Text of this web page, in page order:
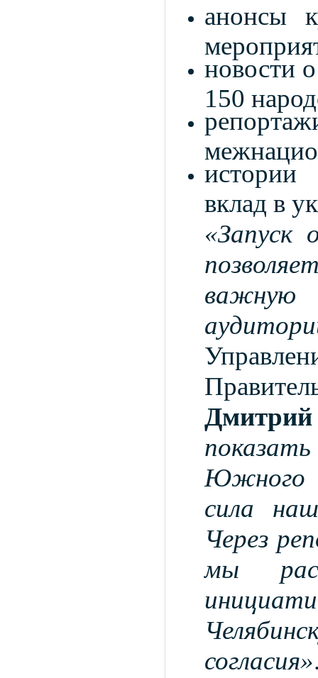
анонсы
новости
150
вклад в
«Запуск
важную
Южного
сила
Через
мы
согласия»